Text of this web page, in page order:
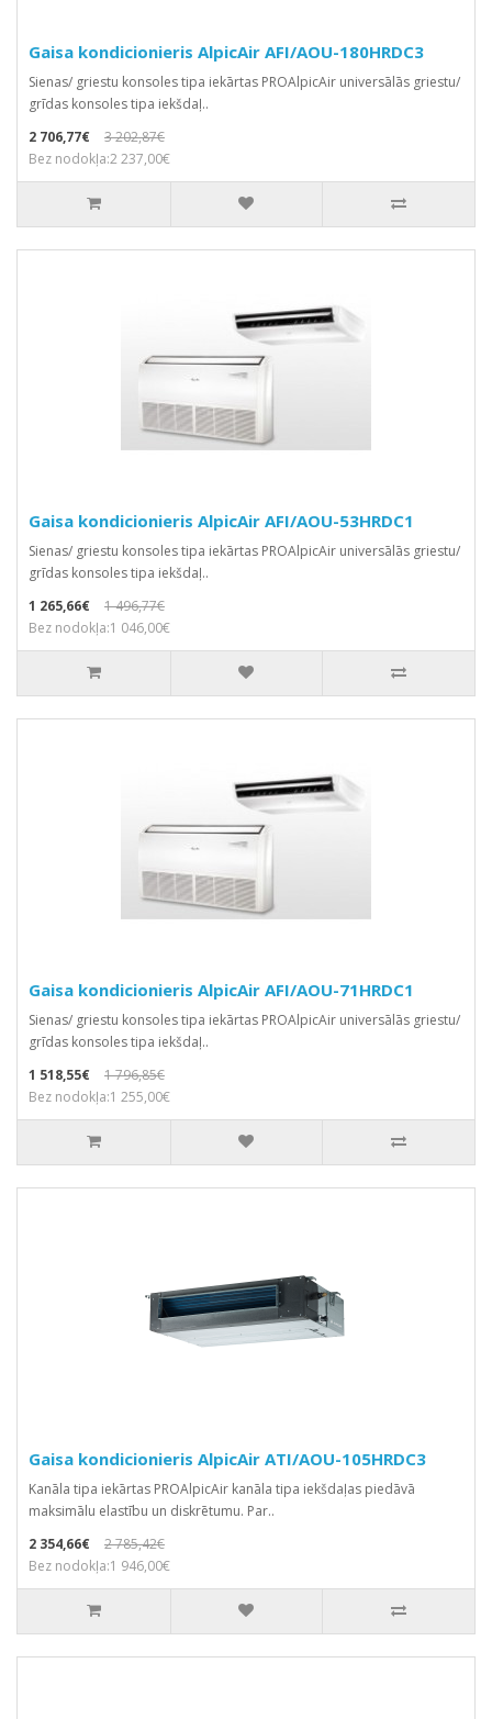
Gaisa kondicionieris AlpicAir AFI/AOU-180HRDC3
Sienas/ griestu konsoles tipa iekārtas PROAlpicAir universālās griestu/
grīdas konsoles tipa iekšdaļ..
2 706,77€
3 202,87€
Bez nodokļa:2 237,00€
Gaisa kondicionieris AlpicAir AFI/AOU-53HRDC1
Sienas/ griestu konsoles tipa iekārtas PROAlpicAir universālās griestu/
grīdas konsoles tipa iekšdaļ..
1 265,66€
1 496,77€
Bez nodokļa:1 046,00€
Gaisa kondicionieris AlpicAir AFI/AOU-71HRDC1
Sienas/ griestu konsoles tipa iekārtas PROAlpicAir universālās griestu/
grīdas konsoles tipa iekšdaļ..
1 518,55€
1 796,85€
Bez nodokļa:1 255,00€
Gaisa kondicionieris AlpicAir ATI/AOU-105HRDC3
Kanāla tipa iekārtas PROAlpicAir kanāla tipa iekšdaļas piedāvā
maksimālu elastību un diskrētumu. Par..
2 354,66€
2 785,42€
Bez nodokļa:1 946,00€